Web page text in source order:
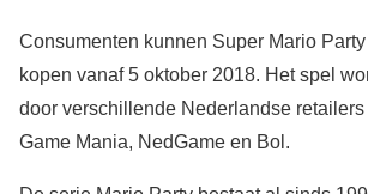
Consumenten kunnen Super Mario
kopen vanaf 5 oktober 2018. Het spel
door verschillende Nederlandse retailers
Game Mania, NedGame en Bol.